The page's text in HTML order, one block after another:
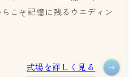
こそ記憶に残るウエディン
式場を詳しく見る